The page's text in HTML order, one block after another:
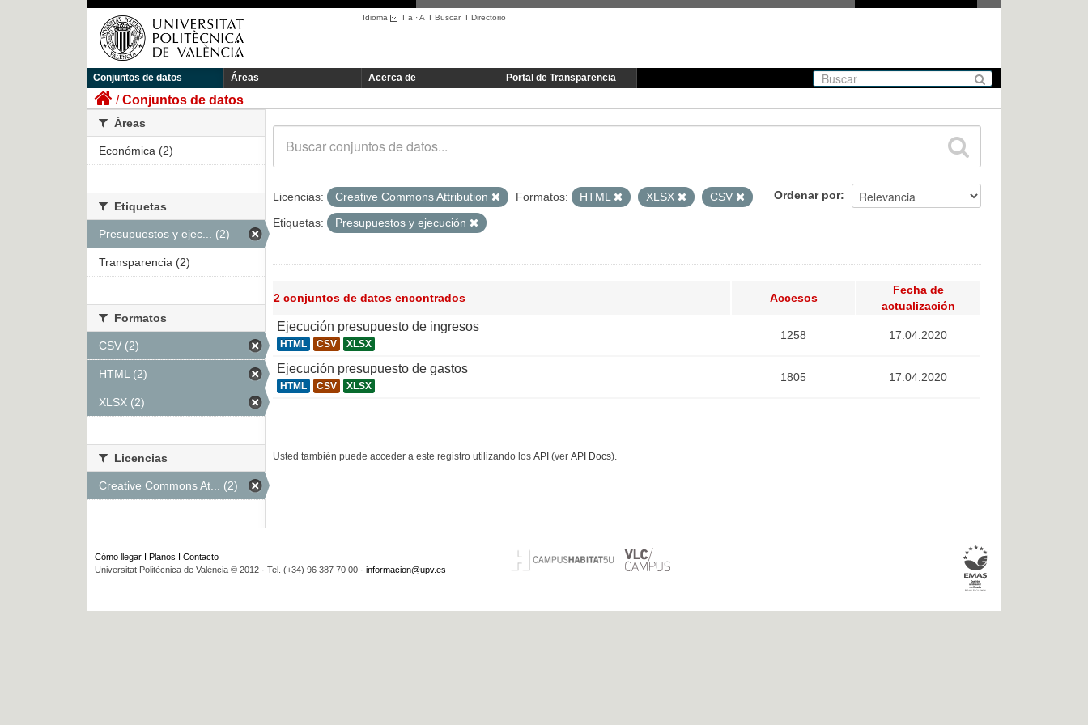
Idioma I a ·A I BuscarI Directorio
Conjuntos de datos Áreas Acerca de Portal de Transparencia
Conjuntos de datos
Ordenar por
Licencias: Creative Commons Attribution Formatos: HTML XLSX
CSV
Etiquetas:
Presupuestos y ejecución
2 conjuntos de datos encontrados Accesos
Fecha de
actualización
Ejecución presupuesto de ingresos
HTML CSV XLSX
1258 17.04.2020
Ejecución presupuesto de gastos
HTML CSV XLSX
1805 17.04.2020
Usted también puede acceder a este registro utilizando los API (ver API Docs).
Áreas
Económica (2)
Etiquetas
Presupuestos y ejec... (2)
Transparencia (2)
Formatos
CSV (2)
HTML (2)
XLSX (2)
Licencias
Creative Commons At... (2)
Cómo llegar Planos
Contacto
Universitat Politècnica de València © 2012 · Tel. (+34) 96 387 70 00 · informacion@upv.es